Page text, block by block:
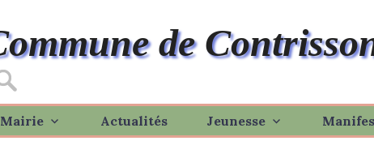
de
Mairie Actualités Jeunesse